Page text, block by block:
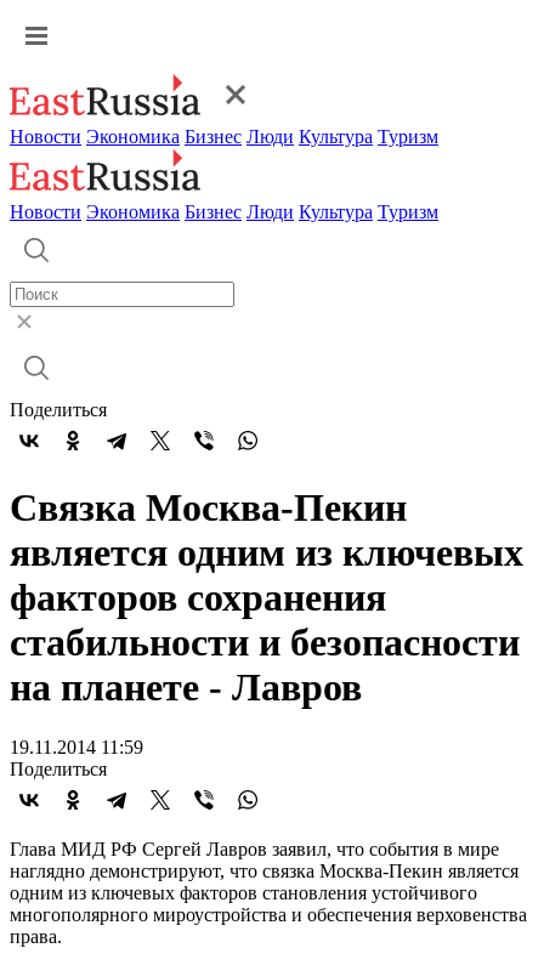
Новости Экономика Бизнес Люди Культура Туризм
Новости Экономика Бизнес Люди Культура Туризм
Поделиться
Связка Москва-Пекин
является одним из ключевых
факторов сохранения
стабильности и безопасности
на планете - Лавров
19.11.2014 11:59
Поделиться
Глава МИД РФ Сергей Лавров заявил, что события в мире
наглядно демонстрируют, что связка Москва-Пекин является
одним из ключевых факторов становления устойчивого
многополярного мироустройства и обеспечения верховенства
права.